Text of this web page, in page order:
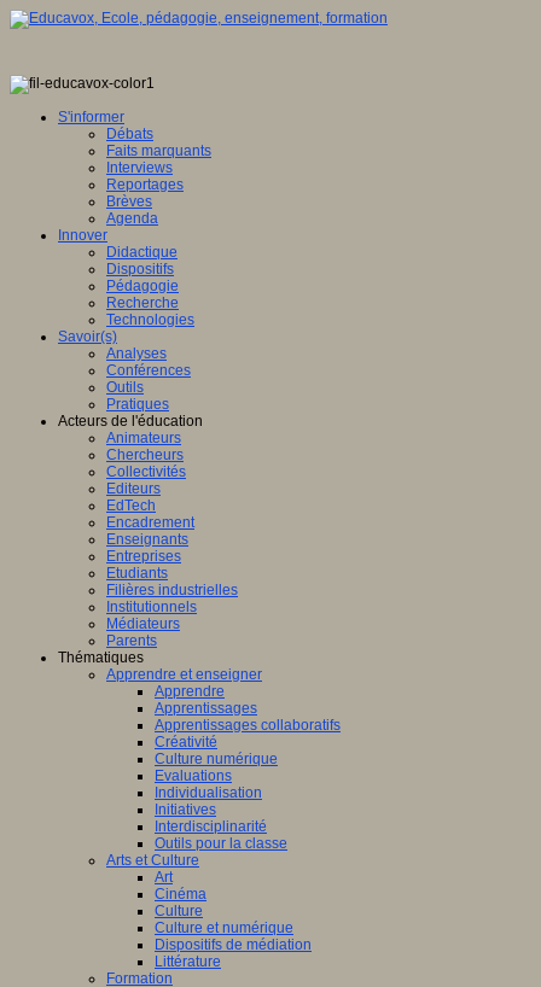
S'informer
Débats
Faits marquants
Interviews
Reportages
Brèves
Agenda
Innover
Didactique
Dispositifs
Pédagogie
Recherche
Technologies
Savoir(s)
Analyses
Conférences
Outils
Pratiques
Acteurs de l'éducation
Animateurs
Chercheurs
Collectivités
Editeurs
EdTech
Encadrement
Enseignants
Entreprises
Etudiants
Filières industrielles
Institutionnels
Médiateurs
Parents
Thématiques
Apprendre et enseigner
Apprendre
Apprentissages
Apprentissages collaboratifs
Créativité
Culture numérique
Evaluations
Individualisation
Initiatives
Interdisciplinarité
Outils pour la classe
Arts et Culture
Art
Cinéma
Culture
Culture et numérique
Dispositifs de médiation
Littérature
Formation